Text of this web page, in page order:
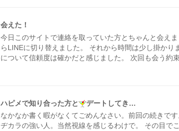
会えた！
今日このサイトで連絡を取っていた方とちゃんと会え
らLINEに切り替えました。 それから時間は少し掛かり
について信頼度は確かだと感じました。 次回も会う約
ハピメで知り合った方と
デートしてき…
なかなか書く暇がなくてごめんなさい。前回の続きで
ヂカラの強い人。当然視線を感じるわけで。 その目で